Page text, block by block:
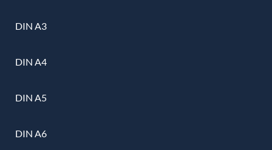
DIN A3
DIN A4
DIN A5
DIN A6